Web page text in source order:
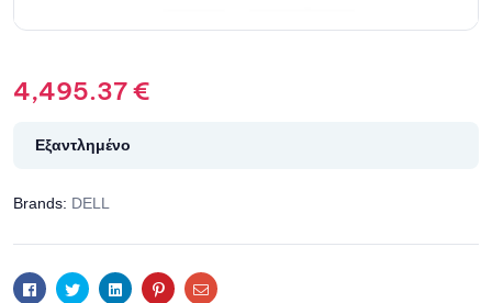
4,495.37€
Εξαντλημένο
Brands: DELL
FacebookTwitterLinkedinPinterestEmail